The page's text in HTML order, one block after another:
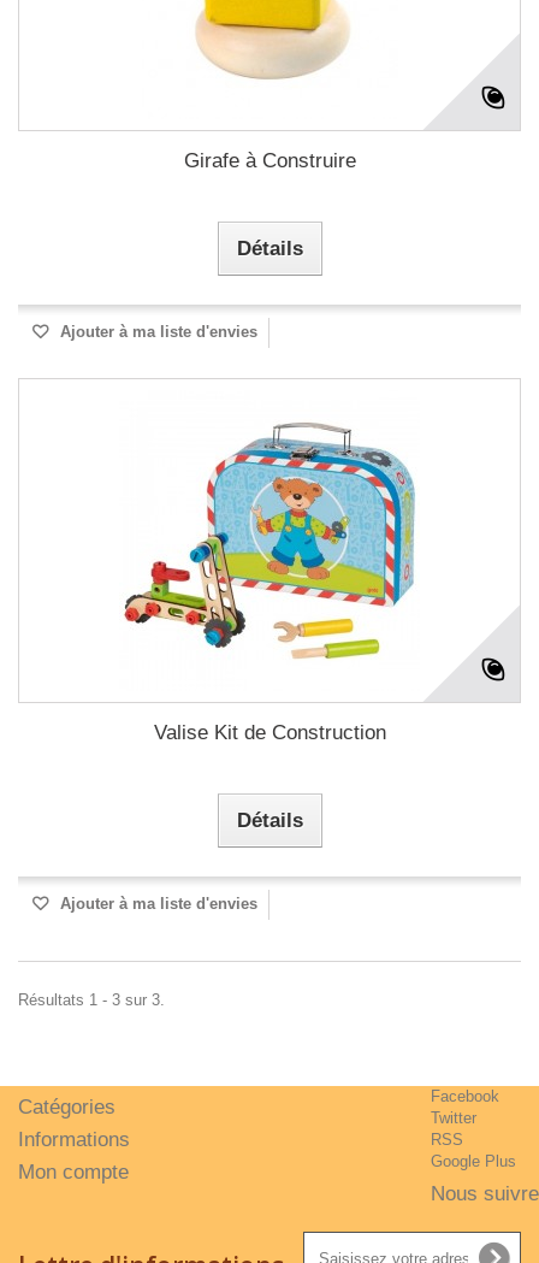
Girafe à Construire
Détails
Ajouter à ma liste d'envies
Valise Kit de Construction
Détails
Ajouter à ma liste d'envies
Résultats 1 - 3 sur 3.
Facebook
Twitter
RSS
Google Plus
Nous suivre
Catégories
Informations
Mon compte